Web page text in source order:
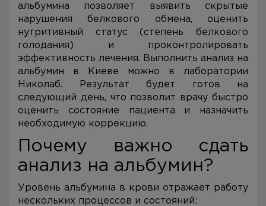
альбумина позволяет выявить скрытые
нарушения белкового обмена, оценить
нутритивный статус (степень белкового
голодания) и проконтролировать
эффективность лечения. Выполнить анализ на
альбумин в Киеве можно в лаборатории
Николаб. Результат будет готов на
следующий день, что позволит врачу быстро
оценить состояние пациента и назначить
необходимую коррекцию.
Почему важно сдать
анализ на альбумин?
Уровень альбумина в крови отражает работу
нескольких процессов и состояний: